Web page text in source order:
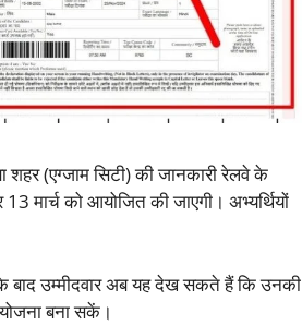
शहर (एग्जाम सिटी) की जानकारी रेलवे के
मार्च को आयोजित की जाएगी। अभ्यर्थियों
के बाद उम्मीदवार अब यह देख सकते हैं कि उनकी
बना सकें।